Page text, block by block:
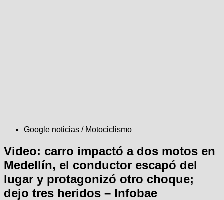
Google noticias / Motociclismo
Video: carro impactó a dos motos en
Medellín, el conductor escapó del
lugar y protagonizó otro choque;
dejo tres heridos – Infobae